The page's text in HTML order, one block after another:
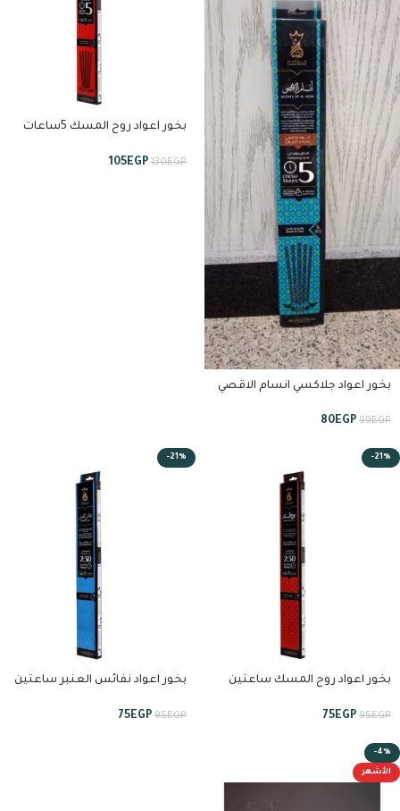
بخور اعواد جلاكسي انسام الاقصي
99EGP
80EGP
بخور اعواد روح المسك 5ساعات
130EGP
105EGP
-21%
بخور اعواد روح المسك ساعتين
95EGP
75EGP
-21%
بخور اعواد نفائس العنبر ساعتين
95EGP
75EGP
-4%
الأشهر